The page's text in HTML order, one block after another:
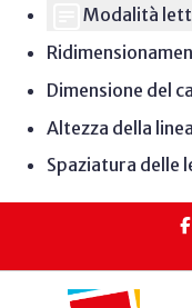
Modalità
Dimensione del
Altezza della linea
Spaziatura delle